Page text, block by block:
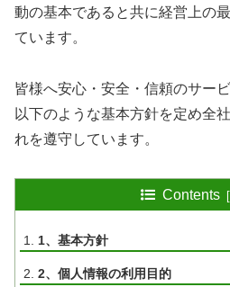
動の基本であると共に経営上の
ています。
皆様へ安心・安全・信頼のサー
以下のような基本方針を定め全
れを遵守しています。
Contents
1、基本方針
2、個人情報の利用目的